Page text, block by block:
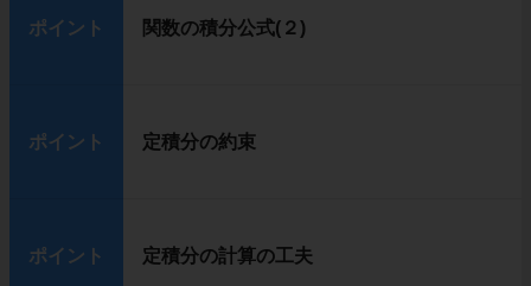
ポイント 関数の積分公式(２)
ポイント 定積分の約束
ポイント 定積分の計算の工夫